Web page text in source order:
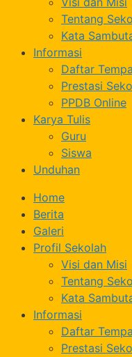
Tentang
Kata
Informasi
Daftar
Prestasi
PPDB Online
Karya Tulis
Guru
Siswa
Unduhan
Home
Berita
Galeri
Profil Sekolah
Visi dan Misi
Tentang
Kata
Informasi
Daftar
Prestasi